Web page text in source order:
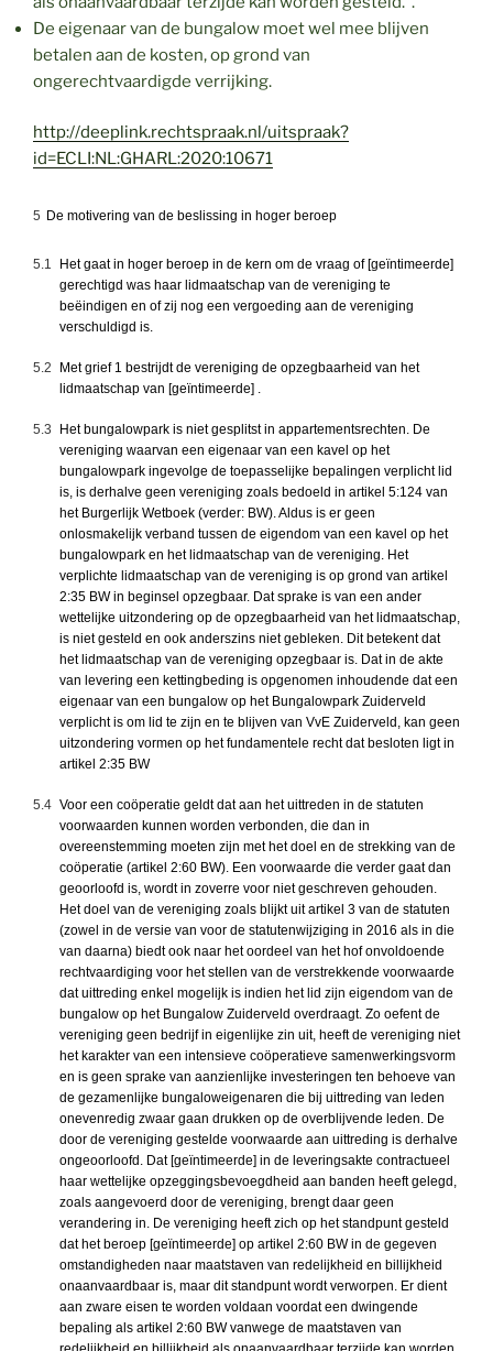
De eigenaar van de bungalow moet wel mee blijven
betalen aan de kosten, op grond van
ongerechtvaardigde verrijking.
http://deeplink.rechtspraak.nl/uitspraak?
id=ECLI:NL:GHARL:2020:10671
5 De motivering van de beslissing in hoger beroep
5.1
Het gaat in hoger beroep in de kern om de vraag of [geïntimeerde]
gerechtigd was haar lidmaatschap van de vereniging te
beëindigen en of zij nog een vergoeding aan de vereniging
verschuldigd is.
5.2
Met grief 1 bestrijdt de vereniging de opzegbaarheid van het
lidmaatschap van [geïntimeerde] .
5.3
Het bungalowpark is niet gesplitst in appartementsrechten. De
vereniging waarvan een eigenaar van een kavel op het
bungalowpark ingevolge de toepasselijke bepalingen verplicht lid
is, is derhalve geen vereniging zoals bedoeld in artikel 5:124 van
het Burgerlijk Wetboek (verder: BW). Aldus is er geen
onlosmakelijk verband tussen de eigendom van een kavel op het
bungalowpark en het lidmaatschap van de vereniging. Het
verplichte lidmaatschap van de vereniging is op grond van artikel
2:35 BW in beginsel opzegbaar. Dat sprake is van een ander
wettelijke uitzondering op de opzegbaarheid van het lidmaatschap,
is niet gesteld en ook anderszins niet gebleken. Dit betekent dat
het lidmaatschap van de vereniging opzegbaar is. Dat in de akte
van levering een kettingbeding is opgenomen inhoudende dat een
eigenaar van een bungalow op het Bungalowpark Zuiderveld
verplicht is om lid te zijn en te blijven van VvE Zuiderveld, kan geen
uitzondering vormen op het fundamentele recht dat besloten ligt in
artikel 2:35 BW
5.4 Voor een coöperatie geldt dat aan het uittreden in de statuten
voorwaarden kunnen worden verbonden, die dan in
overeenstemming moeten zijn met het doel en de strekking van de
coöperatie (artikel 2:60 BW). Een voorwaarde die verder gaat dan
geoorloofd is, wordt in zoverre voor niet geschreven gehouden.
Het doel van de vereniging zoals blijkt uit artikel 3 van de statuten
(zowel in de versie van voor de statutenwijziging in 2016 als in die
van daarna) biedt ook naar het oordeel van het hof onvoldoende
rechtvaardiging voor het stellen van de verstrekkende voorwaarde
dat uittreding enkel mogelijk is indien het lid zijn eigendom van de
bungalow op het Bungalow Zuiderveld overdraagt. Zo oefent de
vereniging geen bedrijf in eigenlijke zin uit, heeft de vereniging niet
het karakter van een intensieve coöperatieve samenwerkingsvorm
en is geen sprake van aanzienlijke investeringen ten behoeve van
de gezamenlijke bungaloweigenaren die bij uittreding van leden
onevenredig zwaar gaan drukken op de overblijvende leden. De
door de vereniging gestelde voorwaarde aan uittreding is derhalve
ongeoorloofd. Dat [geïntimeerde] in de leveringsakte contractueel
haar wettelijke opzeggingsbevoegdheid aan banden heeft gelegd,
zoals aangevoerd door de vereniging, brengt daar geen
verandering in. De vereniging heeft zich op het standpunt gesteld
dat het beroep [geïntimeerde] op artikel 2:60 BW in de gegeven
omstandigheden naar maatstaven van redelijkheid en billijkheid
onaanvaardbaar is, maar dit standpunt wordt verworpen. Er dient
aan zware eisen te worden voldaan voordat een dwingende
bepaling als artikel 2:60 BW vanwege de maatstaven van